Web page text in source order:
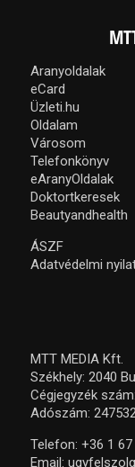
Aranyoldalak
eCard
Üzleti.hu
Oldalam
Városom
Telefonkönyv
eAranyOldalak
Doktortkeresek
Beautyandhealth
ÁSZF
Adatvédelmi
MTT MEDIA Kft.
Székhely: 2040
Cégjegyzék
Adószám:
Telefon: +36 1 67
Email: